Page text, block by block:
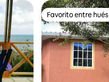
Favorito entre
Favorito entre